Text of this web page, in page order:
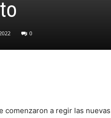
0
comenzaron a regir las